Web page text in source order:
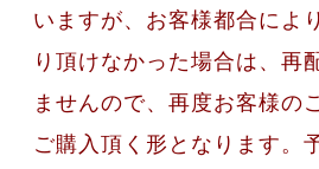
いますが、お客様都合によ
り頂けなかった場合は、再
ませんので、再度お客様の
ご購入頂く形となります。